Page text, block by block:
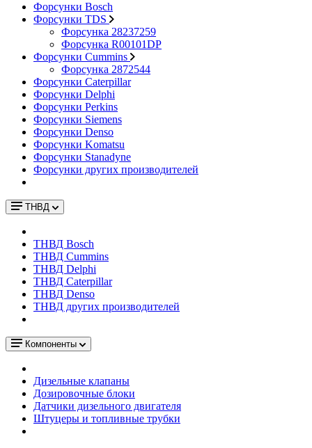
Форсунки Bosch
Форсунки TDS
Форсунка 28237259
Форсунка R00101DP
Форсунки Cummins
Форсунка 2872544
Форсунки Caterpillar
Форсунки Delphi
Форсунки Perkins
Форсунки Siemens
Форсунки Denso
Форсунки Komatsu
Форсунки Stanadyne
Форсунки других производителей
ТНВД
ТНВД Bosch
ТНВД Cummins
ТНВД Delphi
ТНВД Caterpillar
ТНВД Denso
ТНВД других производителей
Компоненты
Дизельные клапаны
Дозировочные блоки
Датчики дизельного двигателя
Штуцеры и топливные трубки